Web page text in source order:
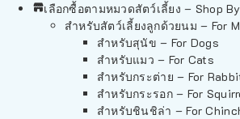
เลือกซื้อตามหมวดสัตว์เลี้ยง – Shop
สำหรับสัตว์เลี้ยงลูกด้วยนม – For
สำหรับสุนัข – For Dogs
สำหรับแมว – For Cats
สำหรับกระต่าย – For
สำหรับกระรอก – For
สำหรับชินชิล่า – For